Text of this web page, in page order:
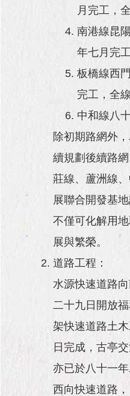
月完工，
南港線昆
年七月完
板橋線西
完工，全
中和線八
除初期路網外
續規劃後續路
莊線、蘆洲線
展聯合開發基
不僅可化解用
展與繁榮。
道路工程：
水源快速道路
二十九日開放
架快速道路土
日完成，古亭
亦已於八十一
西向快速道路